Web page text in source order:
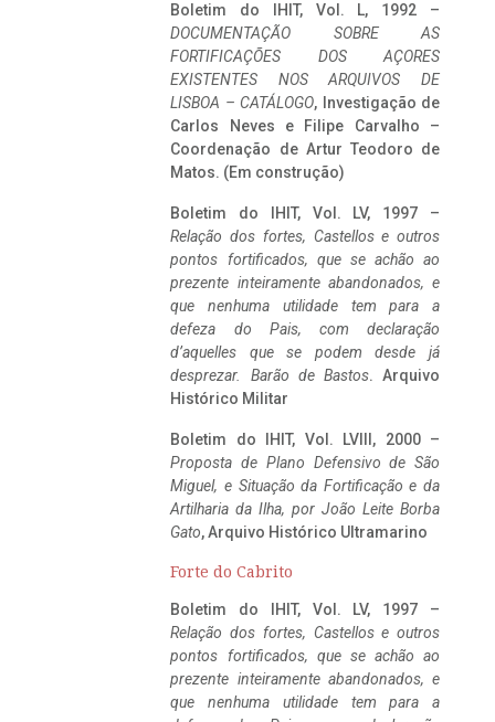
Boletim do IHIT, Vol. L, 1992 –
DOCUMENTAÇÃO SOBRE AS
FORTIFICAÇÕES DOS AÇORES
EXISTENTES NOS ARQUIVOS DE
LISBOA – CATÁLOGO, Investigação de
Carlos Neves e Filipe Carvalho –
Coordenação de Artur Teodoro de
Matos. (Em construção)
Boletim do IHIT, Vol. LV, 1997 –
Relação dos fortes, Castellos e outros
pontos fortificados, que se achão ao
prezente inteiramente abandonados, e
que nenhuma utilidade tem para a
defeza do Pais, com declaração
d’aquelles que se podem desde já
desprezar. Barão de Bastos. Arquivo
Histórico Militar
Boletim do IHIT, Vol. LVIII, 2000 –
Proposta de Plano Defensivo de São
Miguel, e Situação da Fortificação e da
Artilharia da Ilha, por João Leite Borba
Gato, Arquivo Histórico Ultramarino
Forte do Cabrito
Boletim do IHIT, Vol. LV, 1997 –
Relação dos fortes, Castellos e outros
pontos fortificados, que se achão ao
prezente inteiramente abandonados, e
que nenhuma utilidade tem para a